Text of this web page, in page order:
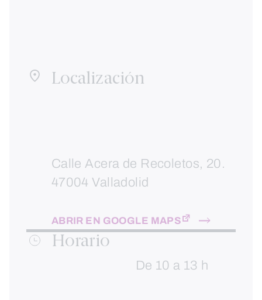
Localización
Calle Acera de Recoletos, 20.
47004 Valladolid
ABRIR EN GOOGLE MAPS
Horario
De 10 a 13 h